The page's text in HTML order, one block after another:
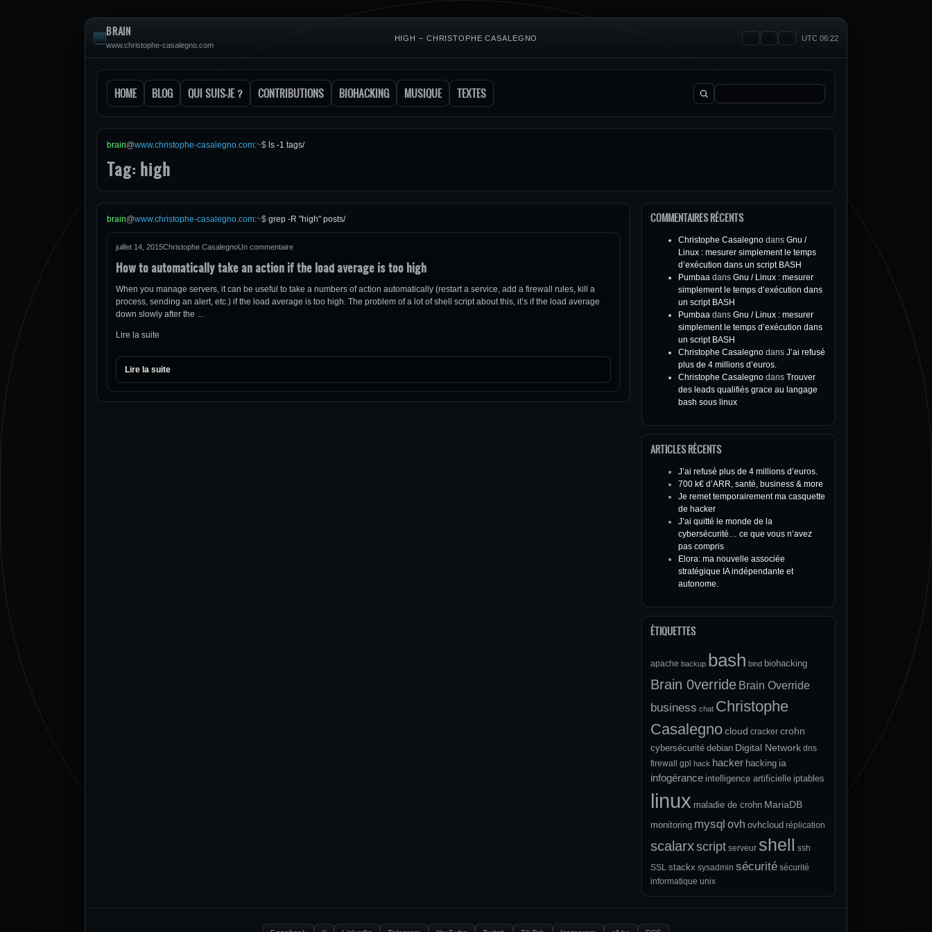
BRAIN
www.christophe-casalegno.com
HIGH – CHRISTOPHE CASALEGNO UTC 06:22
HOME BLOG QUI SUIS-JE ? CONTRIBUTIONS BIOHACKING MUSIQUE TEXTES Rechercher :
brain@www.christophe-casalegno.com:~$ ls -1 tags/
Tag: high
brain@www.christophe-casalegno.com:~$ grep -R "high" posts/
juillet 14, 2015Christophe CasalegnoUn commentaire
How to automatically take an action if the load average is too high
When you manage servers, it can be useful to take a numbers of action automatically (restart a service, add a firewall rules, kill a
process, sending an alert, etc.) if the load average is too high. The problem of a lot of shell script about this, it’s if the load average
down slowly after the …
Lire la suite
Lire la suite
COMMENTAIRES RÉCENTS
Christophe Casalegno dans Gnu /
Linux : mesurer simplement le temps
d’exécution dans un script BASH
Pumbaa dans Gnu / Linux : mesurer
simplement le temps d’exécution dans
un script BASH
Pumbaa dans Gnu / Linux : mesurer
simplement le temps d’exécution dans
un script BASH
Christophe Casalegno dans J’ai refusé
plus de 4 millions d’euros.
Christophe Casalegno dans Trouver
des leads qualifiés grace au langage
bash sous linux
ARTICLES RÉCENTS
J’ai refusé plus de 4 millions d’euros.
700 k€ d’ARR, santé, business & more
Je remet temporairement ma casquette
de hacker
J’ai quitté le monde de la
cybersécurité… ce que vous n’avez
pas compris
Elora: ma nouvelle associée
stratégique IA indépendante et
autonome.
ÉTIQUETTES
apache backup bash bind biohacking
Brain 0verride Brain Override
business chat Christophe
Casalegnocloud cracker crohn
cybersécurité debian Digital Network dns
firewall
gpl hack hacker hacking ia
infogérance intelligence artificielle iptables
linux maladie de crohn MariaDB
monitoring mysql ovh ovhcloud réplication
scalarxscript serveur shell
ssh
SSL stackx sysadmin sécurité sécurité
informatique unix